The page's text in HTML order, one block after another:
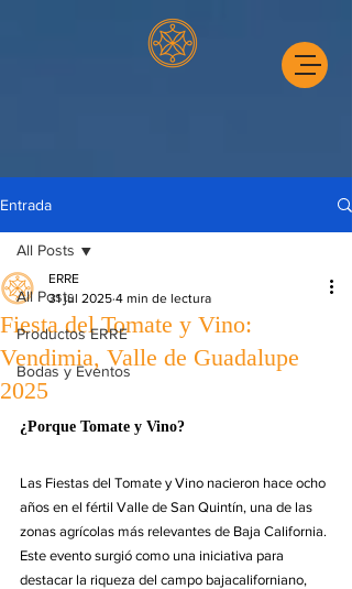
Entrada
All Posts
Productos ERRE
Bodas y Eventos
All Posts
Fiesta del Tomate y Vino:
Vendimia, Valle de Guadalupe
2025
ERRE
31 jul 2025 4 min de lectura
¿Porque Tomate y Vino?
Las Fiestas del Tomate y Vino nacieron hace ocho
años en el fértil Valle de San Quintín, una de las
zonas agrícolas más relevantes de Baja California.
Este evento surgió como una iniciativa para
destacar la riqueza del campo bajacaliforniano,